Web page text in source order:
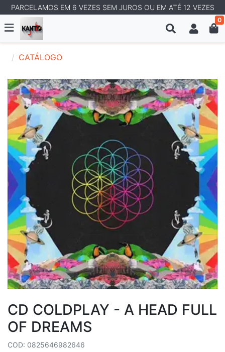
PARCELAMOS EM 6 VEZES SEM JUROS OU EM ATÉ 12 VEZES
0
CATÁLOGO
CD COLDPLAY - A HEAD FULL
OF DREAMS
COD: 0825646982646